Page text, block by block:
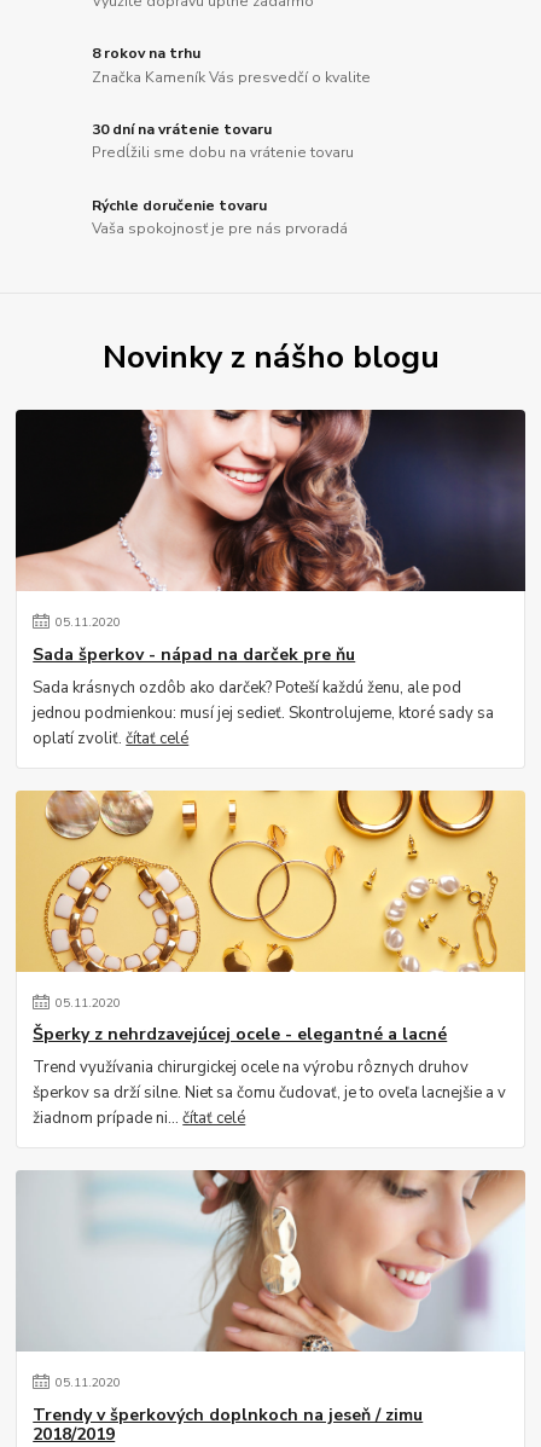
8 rokov na trhu
Značka Kameník Vás presvedčí o kvalite
30 dní na vrátenie tovaru
Predĺžili sme dobu na vrátenie tovaru
Rýchle doručenie tovaru
Vaša spokojnosť je pre nás prvoradá
Novinky z nášho blogu
05.11.2020
Sada šperkov - nápad na darček pre ňu
Sada krásnych ozdôb ako darček? Poteší každú ženu, ale pod
jednou podmienkou: musí jej sedieť. Skontrolujeme, ktoré sady sa
oplatí zvoliť.čítať celé
05.11.2020
Šperky z nehrdzavejúcej ocele - elegantné a lacné
Trend využívania chirurgickej ocele na výrobu rôznych druhov
šperkov sa drží silne. Niet sa čomu čudovať, je to oveľa lacnejšie a v
žiadnom prípade ni...čítať celé
05.11.2020
Trendy v šperkových doplnkoch na jeseň / zimu
2018/2019